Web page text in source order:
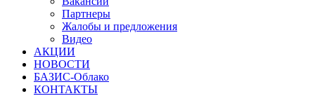
Партнеры
Жалобы и предложения
Видео
АКЦИИ
НОВОСТИ
БАЗИС-Облако
КОНТАКТЫ